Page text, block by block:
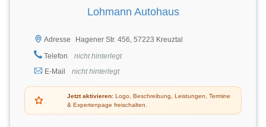
Lohmann Autohaus
Adresse
Hagener Str. 456, 57223 Kreuztal
Telefon
nicht hinterlegt
E-Mail
nicht hinterlegt
Jetzt aktivieren: Logo, Beschreibung, Leistungen, Termine
& Expertenpage freischalten.